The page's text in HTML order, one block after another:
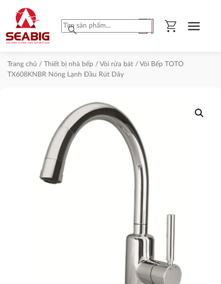
search shopping_cart menu
Trang chủ / Thiết bị nhà bếp / Vòi rửa bát / Vòi Bếp TOTO
TX608KNBR Nóng Lạnh Đầu Rút Dây